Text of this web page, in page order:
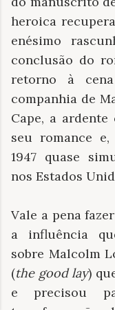
heroica
enésimo
conclusão do
retorno à
companhia de
Cape, a
seu romance
1947 quase
nos Estados
Vale a pena
a influência
sobre Malcolm
(the good lay)
e precisou